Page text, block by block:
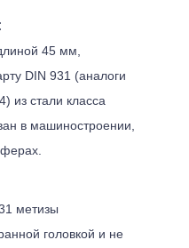
45 мм,
DIN 931 (аналоги
из стали класса
в машиностроении,
метизы
головкой и не